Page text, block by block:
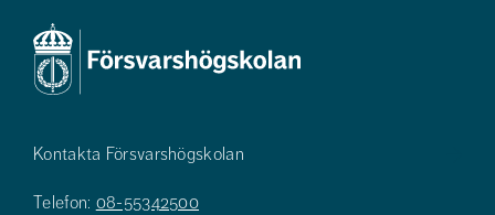
Kontakta Försvarshögskolan
Telefon: 08-55342500